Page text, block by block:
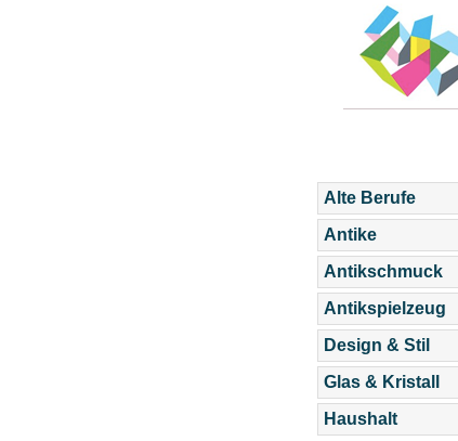
Alte Berufe
Antike
Antikschmuck
Antikspielzeug
Design & Stil
Glas & Kristall
Haushalt